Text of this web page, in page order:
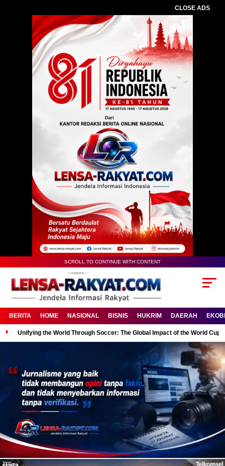
CLOSE ADS
SCROLL TO CONTINUE WITH CONTENT
BERITA HOME NASIONAL BISNIS HUKRIM DAERAH
Unifying the World Through Soccer: The Global Impact of the World Cup